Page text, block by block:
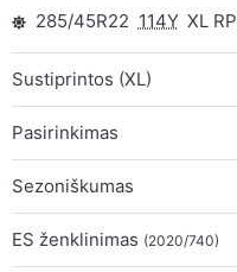
285/45R22 114Y XL RP
Sustiprintos (XL)
Pasirinkimas
Sezoniškumas
ES ženklinimas (2020/740)